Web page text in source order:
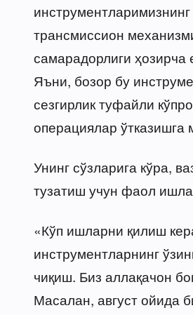
инструментларимизнинг
трансмиссион
самарадорлиги ҳозирча
Яъни, бозор бу
сезгирлик туфайли
операциялар ўтказишга
Унинг сўзларига кўра,
тузатиш учун фаол
«Кўп ишларни қилиш
инструментларнинг
чиқиш. Биз аллақачон
Масалан, август ойида